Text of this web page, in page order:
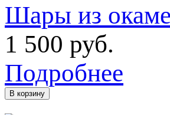
Шары из
1 500 руб.
Подробнее
В корзину